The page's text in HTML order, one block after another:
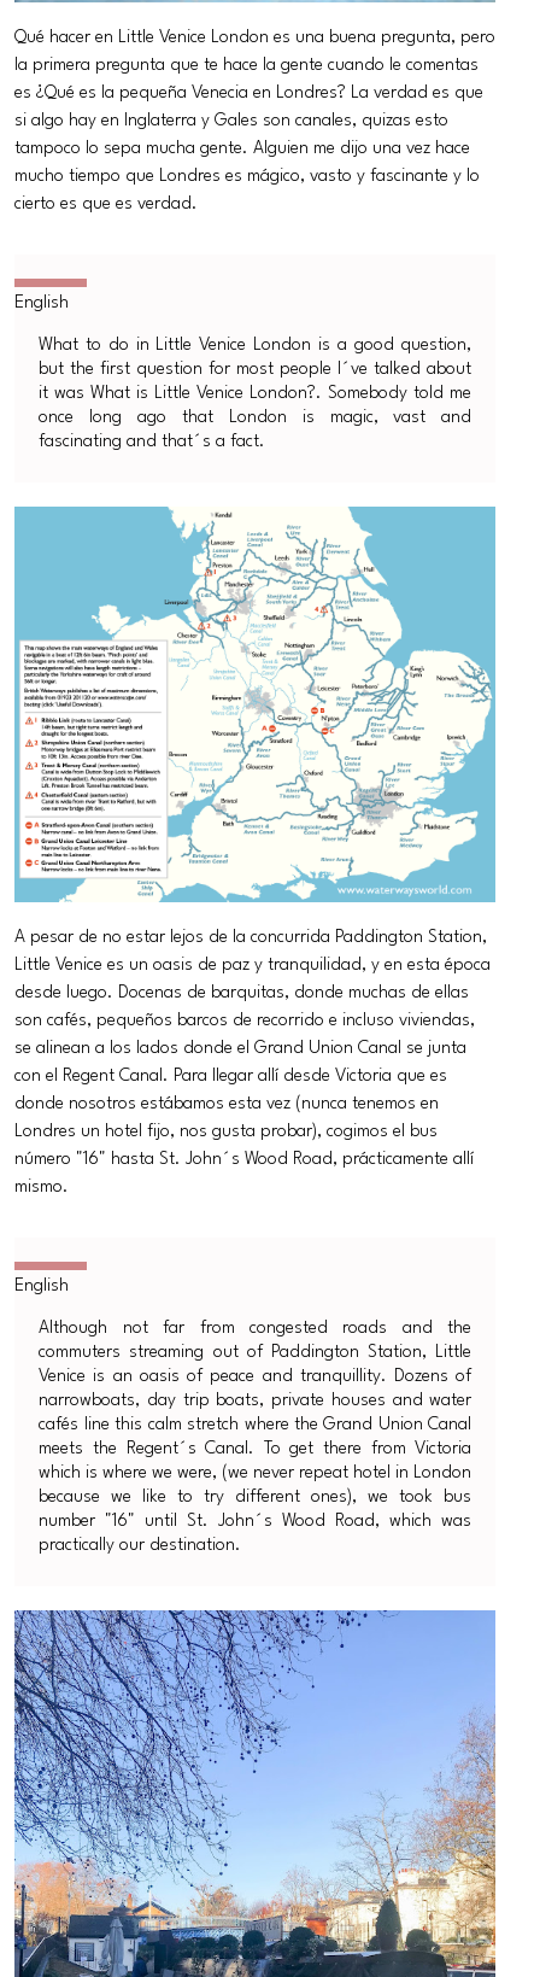
Qué hacer en Little Venice London es una buena pregunta, pero
la primera pregunta que te hace la gente cuando le comentas
es ¿Qué es la pequeña Venecia en Londres? La verdad es que
si algo hay en Inglaterra y Gales son canales, quizas esto
tampoco lo sepa mucha gente. Alguien me dijo una vez hace
mucho tiempo que Londres es mágico, vasto y fascinante y lo
cierto es que es verdad.
What to do in Little Venice London is a good question,
but the first question for most people I´ve talked about
it was What is Little Venice London?. Somebody told me
once long ago that London is magic, vast and
fascinating and that´s a fact.
A pesar de no estar lejos de la concurrida Paddington Station,
Little Venice es un oasis de paz y tranquilidad, y en esta época
desde luego. Docenas de barquitas, donde muchas de ellas
son cafés, pequeños barcos de recorrido e incluso viviendas,
se alinean a los lados donde el Grand Union Canal se junta
con el Regent Canal. Para llegar allí desde Victoria que es
donde nosotros estábamos esta vez (nunca tenemos en
Londres un hotel fijo, nos gusta probar), cogimos el bus
número "16" hasta St. John´s Wood Road, prácticamente allí
mismo.
Although not far from congested roads and the
commuters streaming out of Paddington Station, Little
Venice is an oasis of peace and tranquillity. Dozens of
narrowboats, day trip boats, private houses and water
cafés line this calm stretch where the Grand Union Canal
meets the Regent´s Canal. To get there from Victoria
which is where we were, (we never repeat hotel in London
because we like to try different ones), we took bus
number "16" until St. John´s Wood Road, which was
practically our destination.